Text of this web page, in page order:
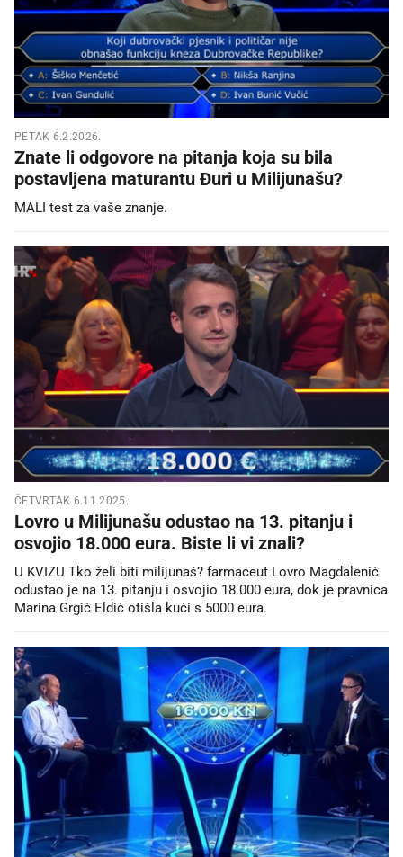
PETAK 6.2.2026.
Znate li odgovore na pitanja koja su bila
postavljena maturantu Đuri u Milijunašu?
MALI test za vaše znanje.
ČETVRTAK 6.11.2025.
Lovro u Milijunašu odustao na 13. pitanju i
osvojio 18.000 eura. Biste li vi znali?
U KVIZU Tko želi biti milijunaš? farmaceut Lovro Magdalenić
odustao je na 13. pitanju i osvojio 18.000 eura, dok je pravnica
Marina Grgić Eldić otišla kući s 5000 eura.